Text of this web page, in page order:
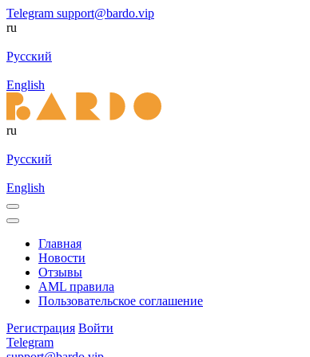
Telegram support@bardo.vip
ru
Русский
English
ru
Русский
English
Главная
Новости
Отзывы
AML правила
Пользовательское соглашение
Регистрация Войти
Telegram